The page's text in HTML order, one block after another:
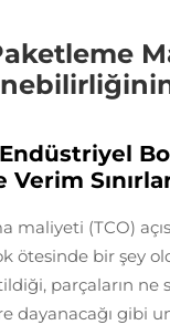
maliyeti (TCO)
ötesinde bir şey
parçaların ne
dayanacağı gibi